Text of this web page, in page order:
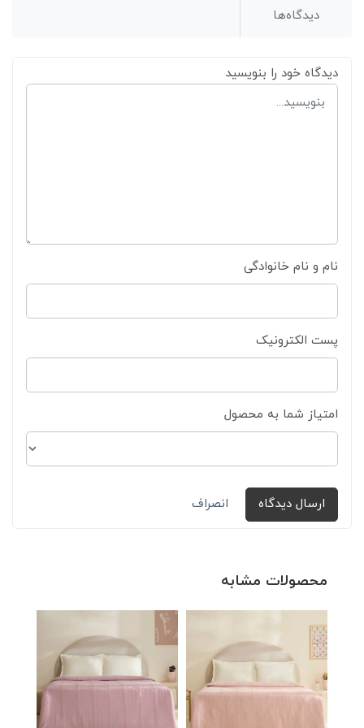
دیدگاه‌ها
دیدگاه خود را بنویسید
نام و نام خانوادگی
پست الکترونیک
امتیاز شما به محصول
ارسال دیدگاه انصراف
محصولات مشابه